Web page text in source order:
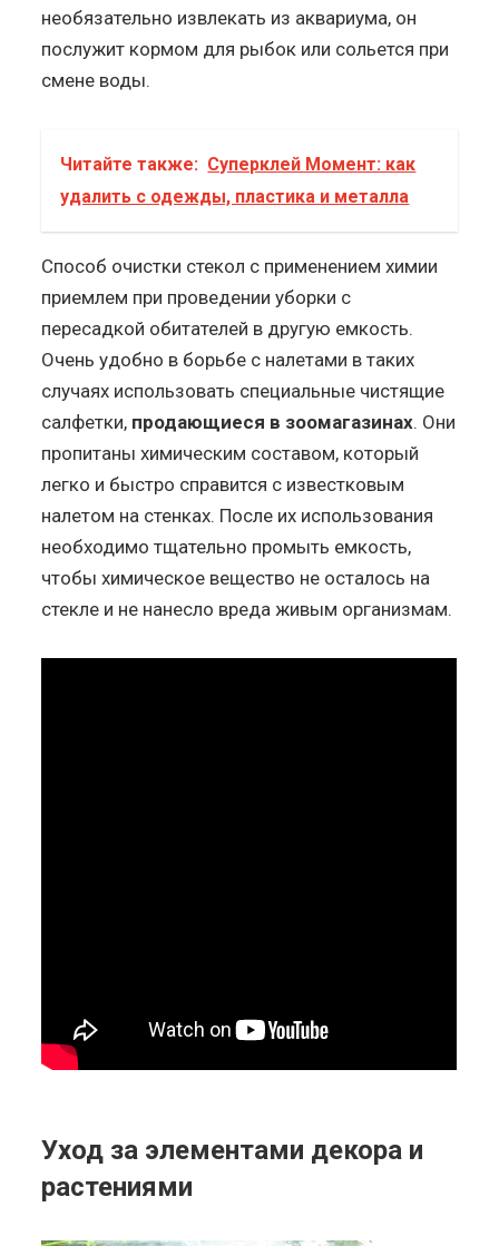
необязательно извлекать из аквариума, он
послужит кормом для рыбок или сольется при
смене воды.
Читайте также: Суперклей Момент: как
удалить с одежды, пластика и металла
Способ очистки стекол с применением химии
приемлем при проведении уборки с
пересадкой обитателей в другую емкость.
Очень удобно в борьбе с налетами в таких
случаях использовать специальные чистящие
салфетки, продающиеся в зоомагазинах. Они
пропитаны химическим составом, который
легко и быстро справится с известковым
налетом на стенках. После их использования
необходимо тщательно промыть емкость,
чтобы химическое вещество не осталось на
стекле и не нанесло вреда живым организмам.
Уход за элементами декора и
растениями